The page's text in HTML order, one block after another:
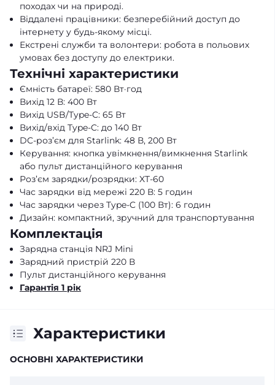
походах чи на природі.
Віддалені працівники: безперебійний доступ до
інтернету у будь-якому місці.
Екстрені служби та волонтери: робота в польових
умовах без доступу до електрики.
Технічні характеристики
Ємність батареї: 580 Вт·год
Вихід 12 В: 400 Вт
Вихід USB/Type-C: 65 Вт
Вихід/вхід Type-C: до 140 Вт
DC-роз’єм для Starlink: 48 В, 200 Вт
Керування: кнопка увімкнення/вимкнення Starlink
або пульт дистанційного керування
Роз’єм зарядки/розрядки: XT-60
Час зарядки від мережі 220 В: 5 годин
Час зарядки через Type-C (100 Вт): 6 годин
Дизайн: компактний, зручний для транспортування
Комплектація
Зарядна станція NRJ Mini
Зарядний пристрій 220 В
Пульт дистанційного керування
Гарантія 1 рік
Характеристики
ОСНОВНІ ХАРАКТЕРИСТИКИ